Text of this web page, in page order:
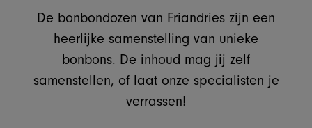
10 SIGNATURES
COMBINATION
€ 19,95
De bonbondozen van Friandries zijn een
heerlijke samenstelling van unieke
bonbons. De inhoud mag jij zelf
samenstellen, of laat onze specialisten je
verrassen!